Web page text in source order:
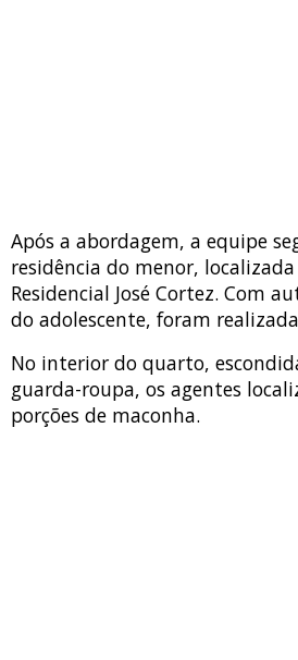
Após a abordagem, a equipe
residência do menor,
Residencial José Cortez. Com
do adolescente, foram
No interior do quarto,
guarda-roupa, os agentes
porções de maconha.